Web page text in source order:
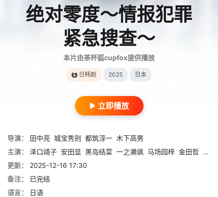
绝对零度～情报犯罪
紧急搜查～
本片由茶杯狐cupfox提供播放
日韩剧 2025 日本
立即播放
导演： 田中亮 城宝秀则 都筑淳一 木下高男
主演：
泽口靖子 安田显 黑岛结菜 一之濑飒 马场园梓 金田哲 松
更新：
2025-12-16 17:30
备注：
已完结
语言：
日语